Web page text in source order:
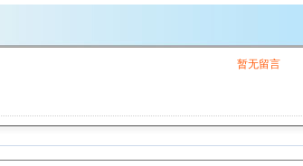
暂无留言